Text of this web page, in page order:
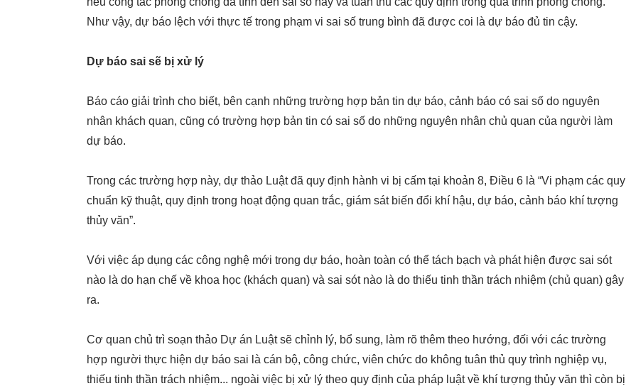
Như vậy, dự báo lệch với thực tế trong phạm vi sai số trung bình đã được coi là dự báo đủ tin cậy.
Dự báo sai sẽ bị xử lý
Báo cáo giải trình cho biết, bên cạnh những trường hợp bản tin dự báo, cảnh báo có sai số do nguyên
nhân khách quan, cũng có trường hợp bản tin có sai số do những nguyên nhân chủ quan của người làm
dự báo.
Trong các trường hợp này, dự thảo Luật đã quy định hành vi bị cấm tại khoản 8, Điều 6 là “Vi phạm các quy
chuẩn kỹ thuật, quy định trong hoạt động quan trắc, giám sát biến đổi khí hậu, dự báo, cảnh báo khí tượng
thủy văn”.
Với việc áp dụng các công nghệ mới trong dự báo, hoàn toàn có thể tách bạch và phát hiện được sai sót
nào là do hạn chế về khoa học (khách quan) và sai sót nào là do thiếu tinh thần trách nhiệm (chủ quan) gây
ra.
Cơ quan chủ trì soạn thảo Dự án Luật sẽ chỉnh lý, bổ sung, làm rõ thêm theo hướng, đối với các trường
hợp người thực hiện dự báo sai là cán bộ, công chức, viên chức do không tuân thủ quy trình nghiệp vụ,
thiếu tinh thần trách nhiệm... ngoài việc bị xử lý theo quy định của pháp luật về khí tượng thủy văn thì còn bị